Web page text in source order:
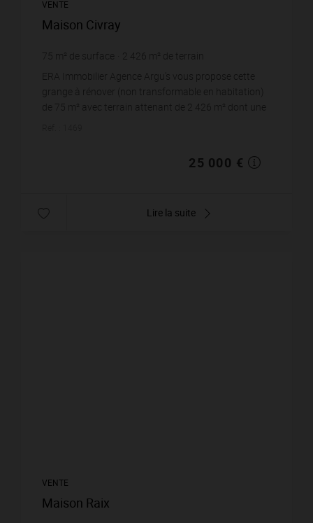
VENTE
Maison Civray
75 m² de surface 2 426 m² de terrain
333,33 €
prix / m²
ERA Immobilier Agence Argu's vous propose cette
grange à rénover (non transformable en habitation)
de 75 m² avec terrain attenant de 2 426 m² dont une
25 000 €
Lire la suite
VENTE
Maison Raix